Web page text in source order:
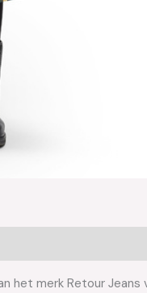
het merk Retour